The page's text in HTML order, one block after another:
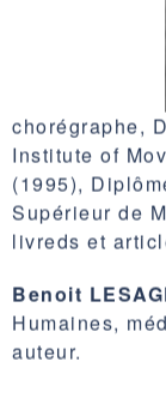
chorégraphe,
Institute of
(1995),
Supérieur de
Benoit
Humaines,